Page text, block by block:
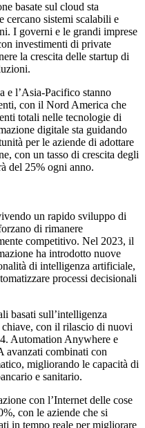
basate sul cloud sta
cercano sistemi scalabili e
I governi e le grandi imprese
investimenti di private
la crescita delle startup di
e l’Asia-Pacifico stanno
con il Nord America che
totali nelle tecnologie di
digitale sta guidando
per le aziende di adottare
con un tasso di crescita degli
del 25% ogni anno.
un rapido sviluppo di
di rimanere
competitivo. Nel 2023, il
ha introdotto nuove
di intelligenza artificiale,
processi decisionali
basati sull’intelligenza
con il rilascio di nuovi
Automation Anywhere e
avanzati combinati con
migliorando le capacità di
e sanitario.
con l’Internet delle cose
con le aziende che si
in tempo reale per migliorare